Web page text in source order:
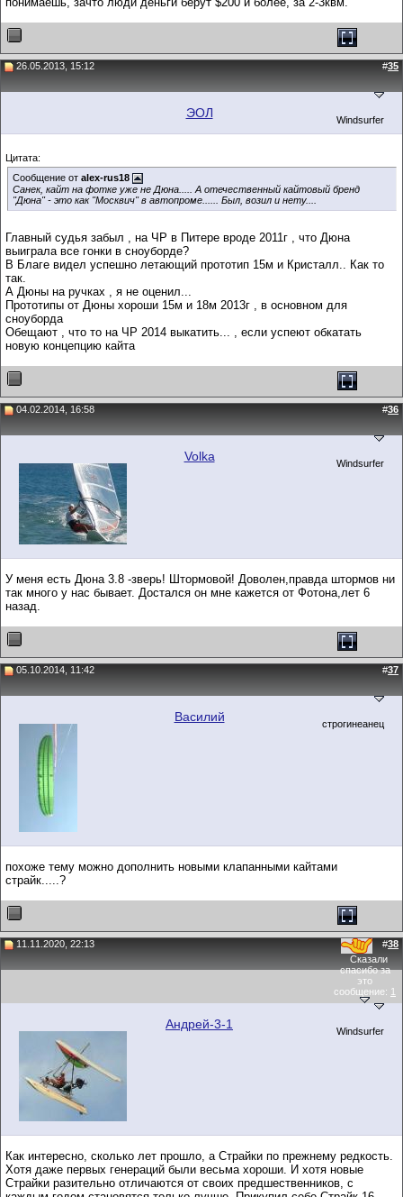
26.05.2013, 15:12 #35
ЭОЛ Windsurfer
Цитата:
Сообщение от alex-rus18
Санек, кайт на фотке уже не Дюна..... А отечественный кайтовый бренд
"Дюна" - это как "Москвич" в автопроме...... Был, возил и нету....
Главный судья забыл , на ЧР в Питере вроде 2011г , что Дюна
выиграла все гонки в сноуборде?
В Благе видел успешно летающий прототип 15м и Кристалл.. Как то
так.
А Дюны на ручках , я не оценил...
Прототипы от Дюны хороши 15м и 18м 2013г , в основном для
сноуборда
Обещают , что то на ЧР 2014 выкатить... , если успеют обкатать
новую концепцию кайта
04.02.2014, 16:58 #36
Volka Windsurfer
У меня есть Дюна 3.8 -зверь! Штормовой! Доволен,правда штормов ни
так много у нас бывает. Достался он мне кажется от Фотона,лет 6
назад.
05.10.2014, 11:42 #37
Василий строгинеанец
похоже тему можно дополнить новыми клапанными кайтами
страйк.....?
11.11.2020, 22:13 #38
Сказали
спасибо за
это
сообщение: 1
Андрей-3-1 Windsurfer
Как интересно, сколько лет прошло, а Страйки по прежнему редкость.
Хотя даже первых генераций были весьма хороши. И хотя новые
Страйки разительно отличаются от своих предшественников, с